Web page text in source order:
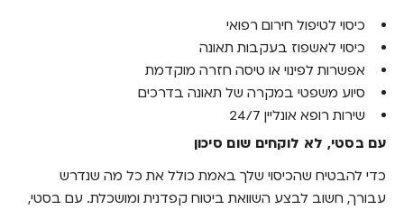
כיסוי לטיפול חירום רפואי
כיסוי לאשפוז בעקבות תאונה
אפשרות לפינוי או טיסה חזרה מוקדמת
סיוע משפטי במקרה של תאונה בדרכים
שירות רופא אונליין 24/7
עם בסטי, לא לוקחים שום סיכון
כדי להבטיח שהכיסוי שלך באמת כולל את כל מה שנדרש
עבורך, חשוב לבצע השוואת ביטוח קפדנית ומושכלת. עם בסטי,